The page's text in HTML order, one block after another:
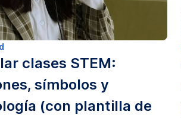
clases STEM:
símbolos y
(con plantilla de